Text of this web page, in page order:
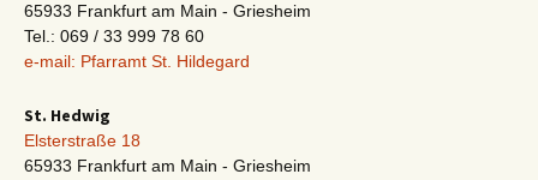
65933 Frankfurt am Main - Griesheim
Tel.: 069 / 33 999 78 60
e-mail: Pfarramt St. Hildegard
St. Hedwig
Elsterstraße 18
65933 Frankfurt am Main - Griesheim